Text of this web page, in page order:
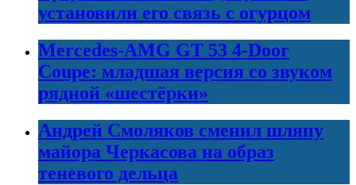
установили его связь с огурцом
Mercedes-AMG GT 53 4-Door
Coupe: младшая версия со звуком
рядной «шестёрки»
Андрей Смоляков сменил шляпу
майора Черкасова на образ
теневого дельца